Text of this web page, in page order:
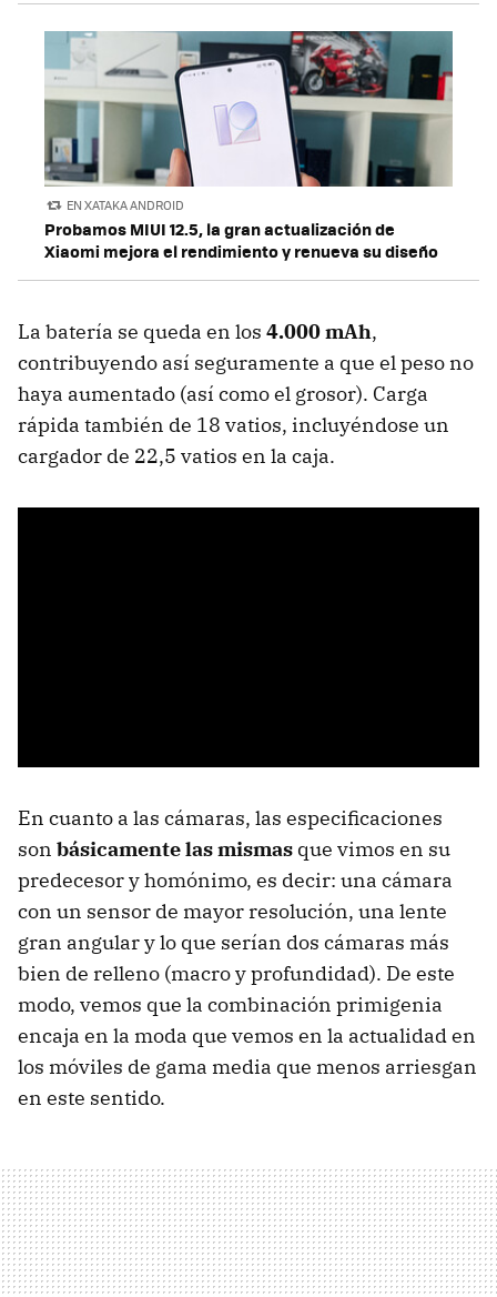
EN XATAKA ANDROID
Probamos MIUI 12.5, la gran actualización de
Xiaomi mejora el rendimiento y renueva su diseño
La batería se queda en los 4.000 mAh,
contribuyendo así seguramente a que el peso no
haya aumentado (así como el grosor). Carga
rápida también de 18 vatios, incluyéndose un
cargador de 22,5 vatios en la caja.
En cuanto a las cámaras, las especificaciones
son básicamente las mismas que vimos en su
predecesor y homónimo, es decir: una cámara
con un sensor de mayor resolución, una lente
gran angular y lo que serían dos cámaras más
bien de relleno (macro y profundidad). De este
modo, vemos que la combinación primigenia
encaja en la moda que vemos en la actualidad en
los móviles de gama media que menos arriesgan
en este sentido.